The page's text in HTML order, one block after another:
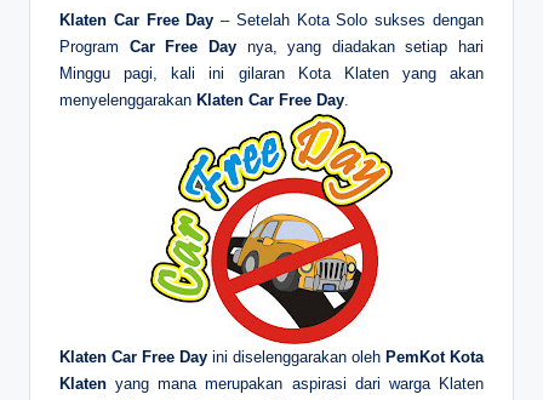
Klaten Car Free Day – Setelah Kota Solo sukses dengan
Program Car Free Daynya, yang diadakan setiap hari
Minggu pagi, kali ini gilaran Kota Klaten yang akan
menyelenggarakan Klaten Car Free Day.
Klaten Car Free Day ini diselenggarakan oleh PemKot Kota
Klaten yang mana merupakan aspirasi dari warga Klaten